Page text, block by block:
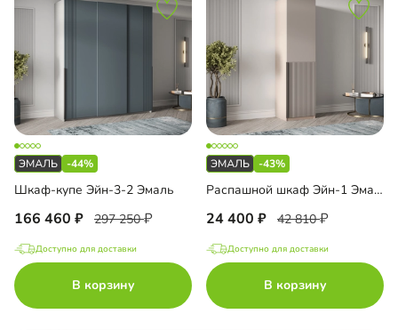
-44%
Шкаф-купе Эйн-3-2 Эмаль
166 460 297 250
Доступно для доставки
В корзину
-43%
Распашной шкаф Эйн-1 Эмаль Декор 1
24 400 42 810
Доступно для доставки
В корзину